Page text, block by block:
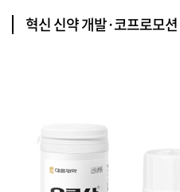
혁신 신약 개발·코프로모